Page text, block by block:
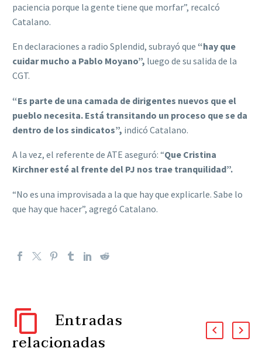
paciencia porque la gente tiene que morfar”, recalcó
Catalano.
En declaraciones a radio Splendid, subrayó que “hay que
cuidar mucho a Pablo Moyano”, luego de su salida de la
CGT.
“Es parte de una camada de dirigentes nuevos que el
pueblo necesita. Está transitando un proceso que se da
dentro de los sindicatos”, indicó Catalano.
A la vez, el referente de ATE aseguró: “Que Cristina
Kirchner esté al frente del PJ nos trae tranquilidad”.
“No es una improvisada a la que hay que explicarle. Sabe lo
que hay que hacer”, agregó Catalano.
Entradas
relacionadas